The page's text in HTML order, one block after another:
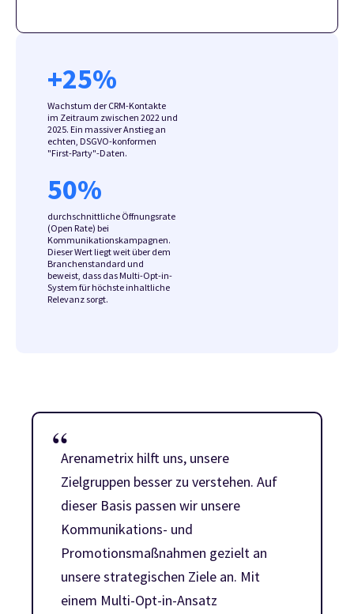
+25%
Wachstum der CRM-Kontakte
im Zeitraum zwischen 2022 und
2025. Ein massiver Anstieg an
echten, DSGVO-konformen
"First-Party"-Daten.
50%
durchschnittliche Öffnungsrate
(Open Rate) bei
Kommunikationskampagnen.
Dieser Wert liegt weit über dem
Branchenstandard und
beweist, dass das Multi-Opt-in-
System für höchste inhaltliche
Relevanz sorgt.
Arenametrix hilft uns, unsere
Zielgruppen besser zu verstehen. Auf
dieser Basis passen wir unsere
Kommunikations- und
Promotionsmaßnahmen gezielt an
unsere strategischen Ziele an. Mit
einem Multi-Opt-in-Ansatz